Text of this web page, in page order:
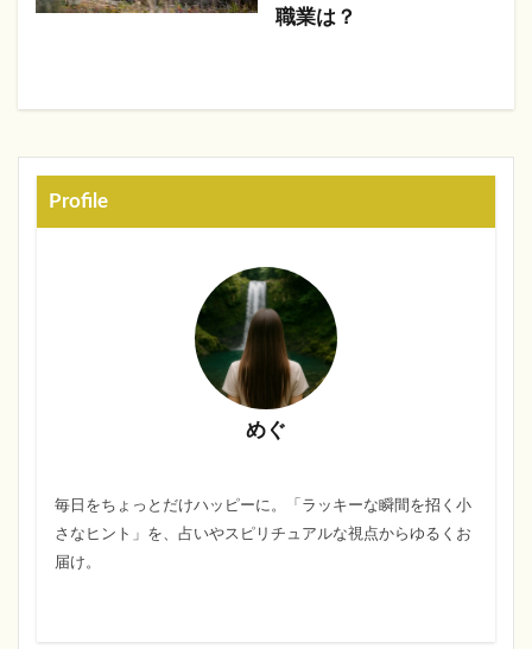
職業は？
Profile
めぐ
毎日をちょっとだけハッピーに。「ラッキーな瞬間を招く小
さなヒント」を、占いやスピリチュアルな視点からゆるくお
届け。